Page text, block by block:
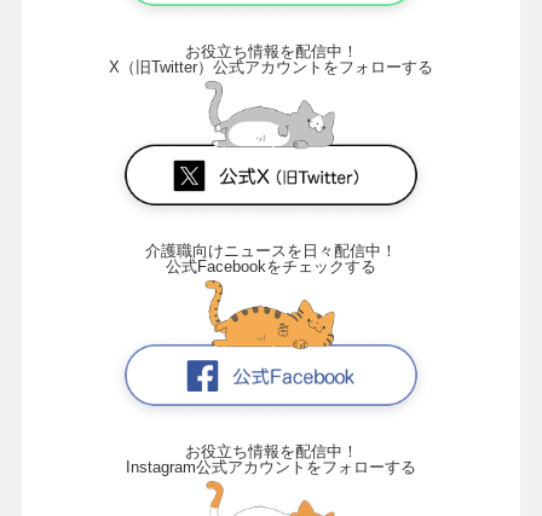
お役立ち情報を配信中！
X（旧Twitter）公式アカウントをフォローする
介護職向けニュースを日々配信中！
公式Facebookをチェックする
お役立ち情報を配信中！
Instagram公式アカウントをフォローする